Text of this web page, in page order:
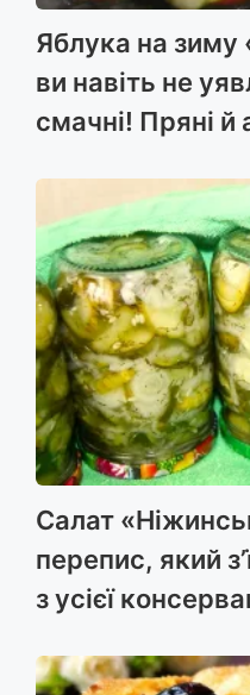
Яблука на зиму
ви навіть не
смачні! Пряні й
Салат
перепис, який
з усієї